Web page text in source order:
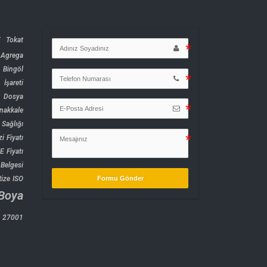
Tokat
Bingöl
Dosya
Fiyatı
Fiyatı
ISO
27001
Formu Gönder